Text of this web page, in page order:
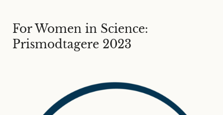
For Women in Science:
Prismodtagere 2023